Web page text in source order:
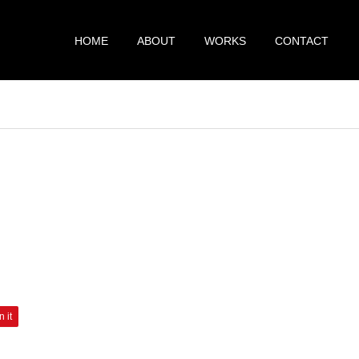
HOME ABOUT WORKS CONTACT
it